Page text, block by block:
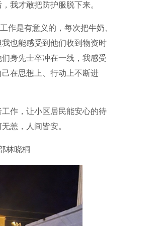
我才敢把防护服脱下来。
是有意义的，每次把牛奶、
也能感受到他们收到物资时
身先士卒冲在一线，我感受
在思想上、行动上不断进
作，让小区居民能安心的待
恙，人间皆安。
桐